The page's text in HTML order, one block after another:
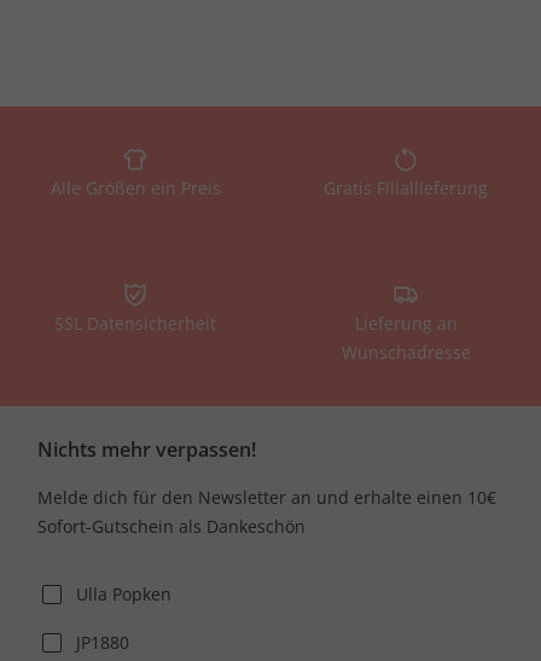
Alle Größen ein Preis Gratis Filiallieferung
SSL Datensicherheit
Lieferung an
Wunschadresse
Nichts mehr verpassen!
Melde dich für den Newsletter an und erhalte einen 10€
Sofort-Gutschein als Dankeschön
Ulla Popken
JP1880